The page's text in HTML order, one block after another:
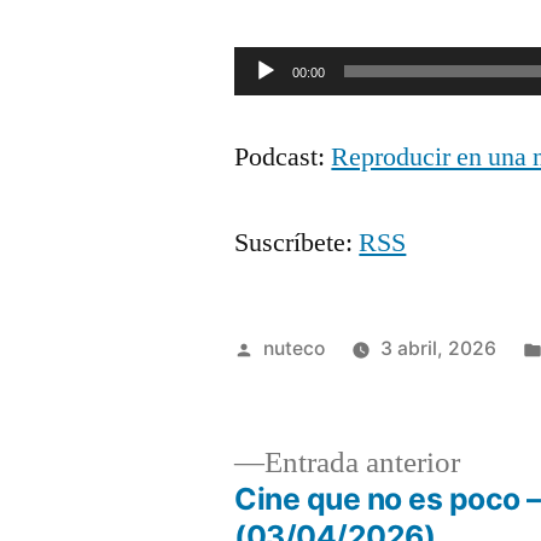
Reproductor
audio
00:00
Podcast:Reproducir en una
Suscríbete:RSS
Publicada
nuteco 3 abril, 2026
Entrada anteriorEntrada
Cine que no es poco –